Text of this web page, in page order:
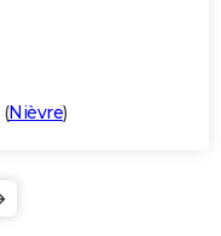
(Nièvre)